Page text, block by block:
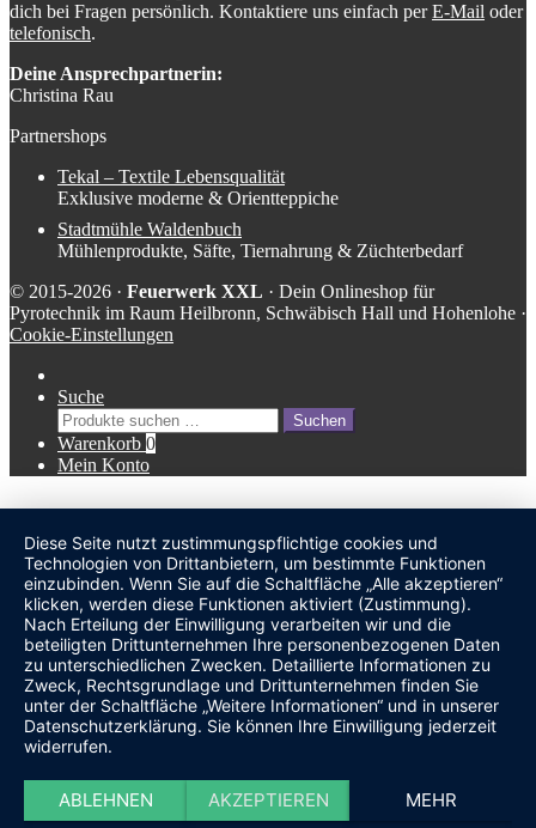
dich bei Fragen persönlich. Kontaktiere uns einfach perE-Mail oder
telefonisch.
Deine Ansprechpartnerin:
Christina Rau
Partnershops
Tekal – Textile Lebensqualität
Exklusive moderne & Orientteppiche
Stadtmühle Waldenbuch
Mühlenprodukte, Säfte, Tiernahrung & Züchterbedarf
© 2015-2026 · Feuerwerk XXL · Dein Onlineshop für
Pyrotechnik im Raum Heilbronn, Schwäbisch Hall und Hohenlohe ·
Cookie-Einstellungen
Suche
Suche
nach:
Suchen
Warenkorb 0
Mein Konto
Diese Seite nutzt zustimmungspflichtige cookies und
Technologien von Drittanbietern, um bestimmte Funktionen
einzubinden. Wenn Sie auf die Schaltfläche „Alle akzeptieren“
klicken, werden diese Funktionen aktiviert (Zustimmung).
Nach Erteilung der Einwilligung verarbeiten wir und die
beteiligten Drittunternehmen Ihre personenbezogenen Daten
zu unterschiedlichen Zwecken. Detaillierte Informationen zu
Zweck, Rechtsgrundlage und Drittunternehmen finden Sie
unter der Schaltfläche „Weitere Informationen“ und in unserer
Datenschutzerklärung. Sie können Ihre Einwilligung jederzeit
widerrufen.
ABLEHNEN AKZEPTIEREN MEHR
undefined